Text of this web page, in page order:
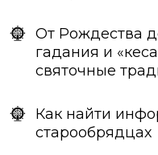
От Рождества
гадания и
святочные
Как найти
старообрядцах